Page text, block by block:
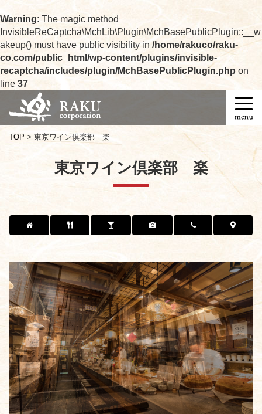
Warning: The magic method
InvisibleReCaptcha\MchLib\Plugin\MchBasePublicPlugin::__w
akeup() must have public visibility in /home/rakuco/raku-
co.com/public_html/wp-content/plugins/invisible-
recaptcha/includes/plugin/MchBasePublicPlugin.php on
line 37
T
o
g
e
i
a
i
o
n
TOP > 東京ワイン倶楽部 楽
東京ワイン倶楽部 楽